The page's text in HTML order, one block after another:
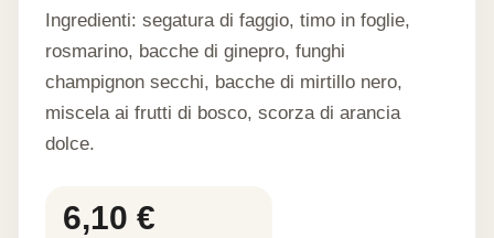
Ingredienti: segatura di faggio, timo in foglie,
rosmarino, bacche di ginepro, funghi
champignon secchi, bacche di mirtillo nero,
miscela ai frutti di bosco, scorza di arancia
dolce.
6,10 €